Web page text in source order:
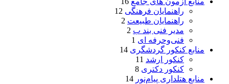
راهنمایان فرهنگی 12
راهنمایان طبیعت 2
مدیر فنی بند ب 2
فنی‌وحرفه‌ ای 1
منابع کنکور گردشگری 14
کنکور ارشد 11
کنکور دکتری 8
منابع هتلداری پیام‌نور 14